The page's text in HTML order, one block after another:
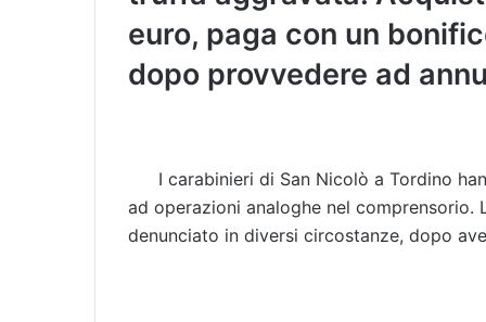
euro, paga con un
dopo provvedere ad
I carabinieri di San Nicolò a Tordino
ad operazioni analoghe nel comprensorio.
denunciato in diversi circostanze, dopo